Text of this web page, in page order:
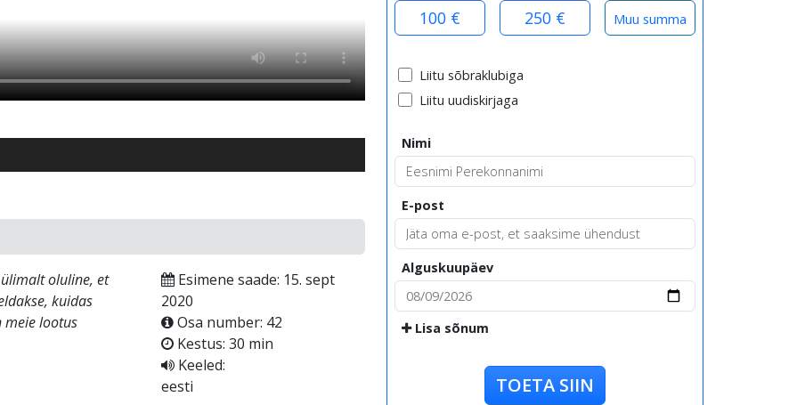
oluline, et
kuidas
meie lootus
Esimene saade: 15. sept
2020
Osa number: 42
Kestus: 30 min
Keeled:
eesti
100 € 250 €
Liitu sõbraklubiga
Liitu uudiskirjaga
Nimi
E-post
Alguskuupäev
Lisa sõnum
TOETA SIIN